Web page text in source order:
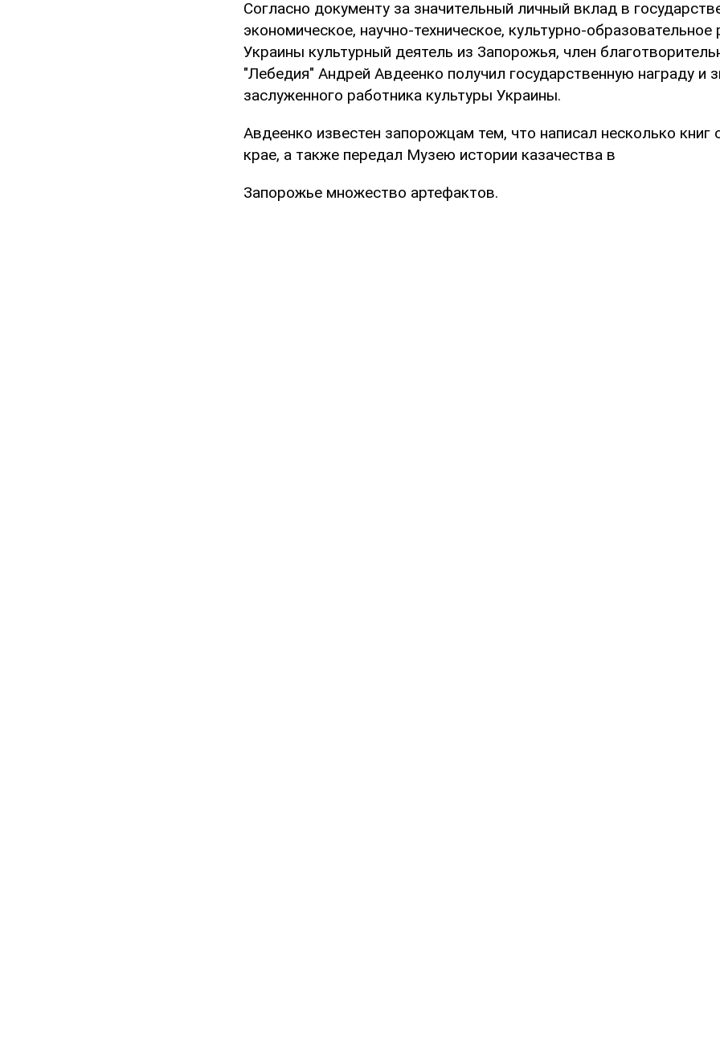
Согласно документу за значительный личный вклад в
экономическое, научно-техническое, культурно-образовательное
Украины культурный деятель из Запорожья, член
"Лебедия" Андрей Авдеенко получил государственную награду и
заслуженного работника культуры Украины.
Авдеенко известен запорожцам тем, что написал несколько
крае, а также передал Музею истории казачества в
Запорожье множество артефактов.